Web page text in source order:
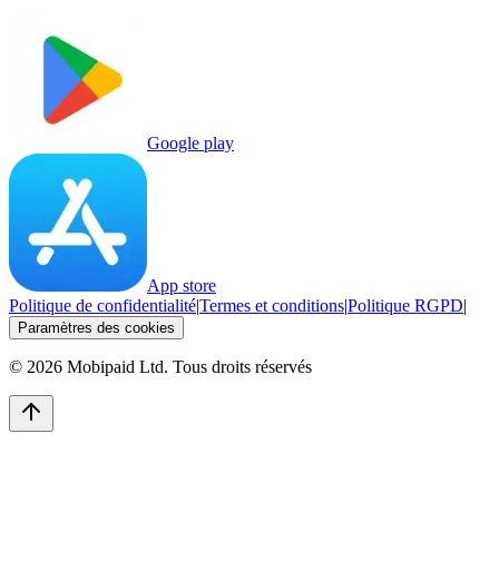
Google play
App store
Politique de confidentialité|Termes et conditions|Politique RGPD|
Paramètres des cookies
© 2026 Mobipaid Ltd. Tous droits réservés